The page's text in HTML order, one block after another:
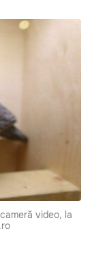
video, la